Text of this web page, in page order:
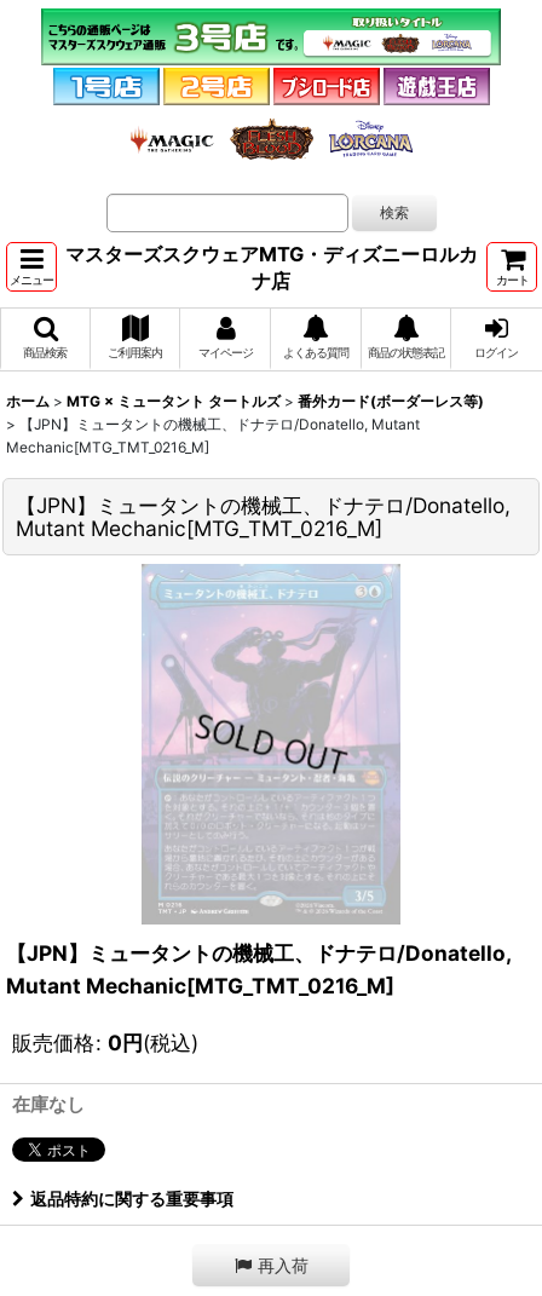
メニュー
マスターズスクウェアMTG・ディズニーロルカ
ナ店
カート
商品検索 ご利用案内 マイページ よくある質問 商品の状態表記 ログイン
ホーム > MTG × ミュータント タートルズ > 番外カード(ボーダーレス等)
>
【JPN】ミュータントの機械工、ドナテロ/Donatello, Mutant
Mechanic[MTG_TMT_0216_M]
【JPN】ミュータントの機械工、ドナテロ/Donatello,
Mutant Mechanic[MTG_TMT_0216_M]
【JPN】ミュータントの機械工、ドナテロ/Donatello,
Mutant Mechanic[MTG_TMT_0216_M]
販売価格: 0円(税込)
在庫なし
返品特約に関する重要事項
再入荷